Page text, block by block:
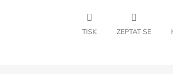
TISK ZEPTAT SE